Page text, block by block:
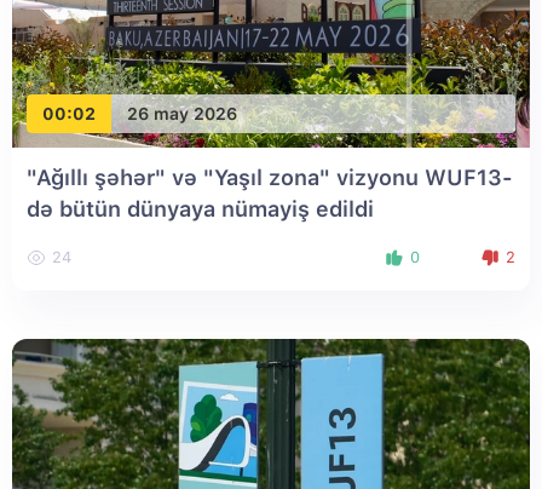
00:02 26 may 2026
"Ağıllı şəhər" və "Yaşıl zona" vizyonu WUF13-
də bütün dünyaya nümayiş edildi
24 0 2